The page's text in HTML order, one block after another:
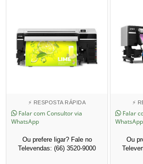
⚡ RESPOSTA RÁPIDA
Falar com Consultor via
WhatsApp
Ou prefere ligar? Fale no
Televendas: (66) 3520-9000
⚡
Falar
WhatsApp
Ou